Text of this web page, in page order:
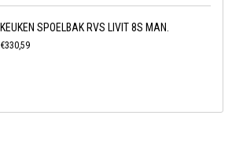
KEUKEN SPOELBAK RVS LIVIT 8S MAN.
€330,59